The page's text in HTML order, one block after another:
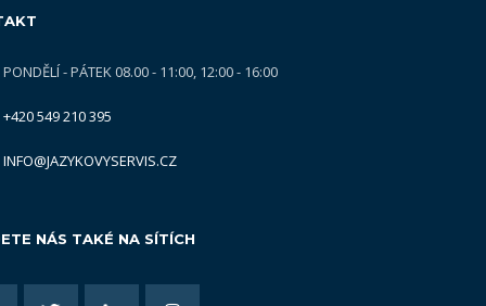
PONDĚLÍ - PÁTEK 08.00 - 11:00, 12:00 - 16:00
+420 549 210 395
INFO@JAZYKOVYSERVIS.CZ
NÁS TAKÉ NA SÍTÍCH